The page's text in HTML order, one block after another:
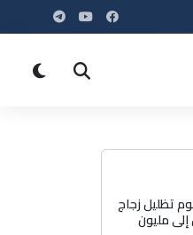
تظليل زجاج
مليون